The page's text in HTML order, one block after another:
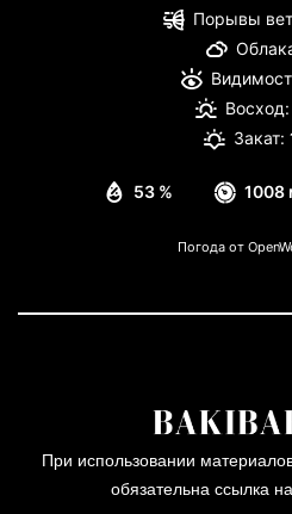
53 % 1008
Порывы
Восход:
Закат:
Погода от
При использовании
обязательна ссылка